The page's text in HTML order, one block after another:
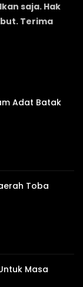
saja. Hak
Terima
Adat Batak
Toba
Masa